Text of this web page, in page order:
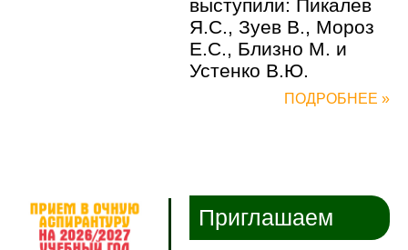
выступили: Пикалёв
Я.С., Зуев В., Мороз
Е.С., Близно М. и
Устенко В.Ю.
ПОДРОБНЕЕ »
Приглашаем